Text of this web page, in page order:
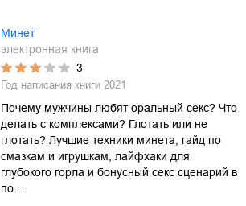
Минет
электронная книга
3
Год написания книги 2021
Почему мужчины любят оральный секс? Что
делать с комплексами? Глотать или не
глотать? Лучшие техники минета, гайд по
смазкам и игрушкам, лайфхаки для
глубокого горла и бонусный секс сценарий в
по…